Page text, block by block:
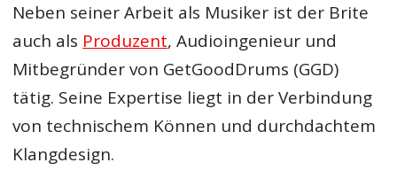
Neben seiner Arbeit als Musiker ist der Brite
auch als Produzent, Audioingenieur und
Mitbegründer von GetGoodDrums (GGD)
tätig. Seine Expertise liegt in der Verbindung
von technischem Können und durchdachtem
Klangdesign.